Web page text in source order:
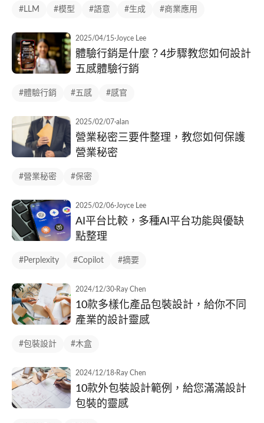
#LLM #模型 #語意 #生成 #商業應用
2025/04/15·Joyce Lee
體驗行銷是什麼？4步驟教您如何設計
五感體驗行銷
#體驗行銷 #五感 #感官
2025/02/07·alan
營業秘密三要件整理，教您如何保護
營業秘密
#營業秘密 #保密
2025/02/06·Joyce Lee
AI平台比較，多種AI平台功能與優缺
點整理
#Perplexity #Copilot #摘要
2024/12/30·Ray Chen
10款多樣化產品包裝設計，給你不同
產業的設計靈感
#包裝設計 #木盒
2024/12/18·Ray Chen
10款外包裝設計範例，給您滿滿設計
包裝的靈感